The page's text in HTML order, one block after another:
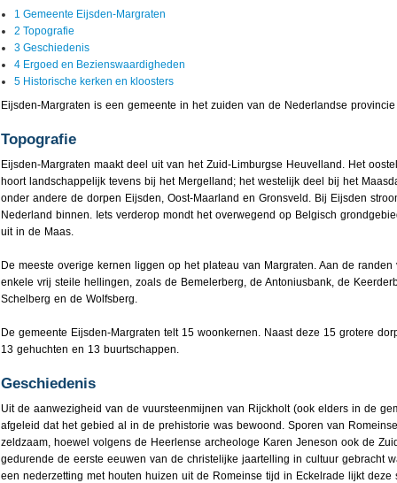
1 Gemeente Eijsden-Margraten
2 Topografie
3 Geschiedenis
4 Ergoed en Bezienswaardigheden
5 Historische kerken en kloosters
Eijsden-Margraten is een gemeente in het zuiden van de Nederlandse
Topografie
Eijsden-Margraten maakt deel uit van het Zuid-Limburgse Heuvelland. Het
hoort landschappelijk tevens bij het Mergelland; het westelijk deel bij het
onder andere de dorpen Eijsden, Oost-Maarland en Gronsveld. Bij Eijsden
Nederland binnen. Iets verderop mondt het overwegend op Belgisch
uit in de Maas.
De meeste overige kernen liggen op het plateau van Margraten. Aan de
enkele vrij steile hellingen, zoals de Bemelerberg, de Antoniusbank, de
Schelberg en de Wolfsberg.
De gemeente Eijsden-Margraten telt 15 woonkernen. Naast deze 15 grotere
13 gehuchten en 13 buurtschappen.
Geschiedenis
Uit de aanwezigheid van de vuursteenmijnen van Rijckholt (ook elders in de
afgeleid dat het gebied al in de prehistorie was bewoond. Sporen van
zeldzaam, hoewel volgens de Heerlense archeologe Karen Jeneson ook de
gedurende de eerste eeuwen van de christelijke jaartelling in cultuur gebracht
een nederzetting met houten huizen uit de Romeinse tijd in Eckelrade lijkt deze